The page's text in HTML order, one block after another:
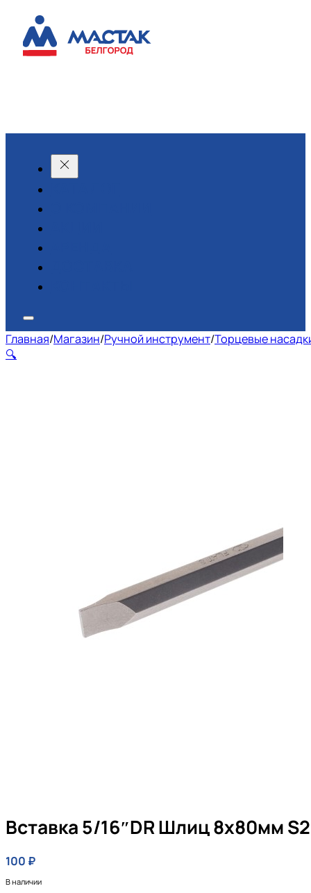
Главная/Магазин/Ручной инструмент/Торцевые
🔍
Вставка 5/16″DR Шлиц 8х80мм
100 ₽
В наличии